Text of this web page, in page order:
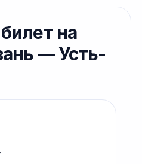
на
— Усть-